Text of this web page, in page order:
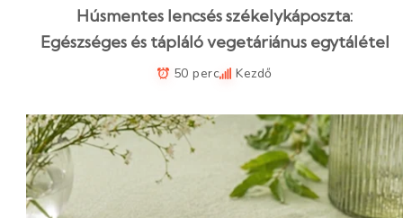
Húsmentes lencsés székelykáposzta:
Egészséges és tápláló vegetáriánus egytálétel
50 perc Kezdő